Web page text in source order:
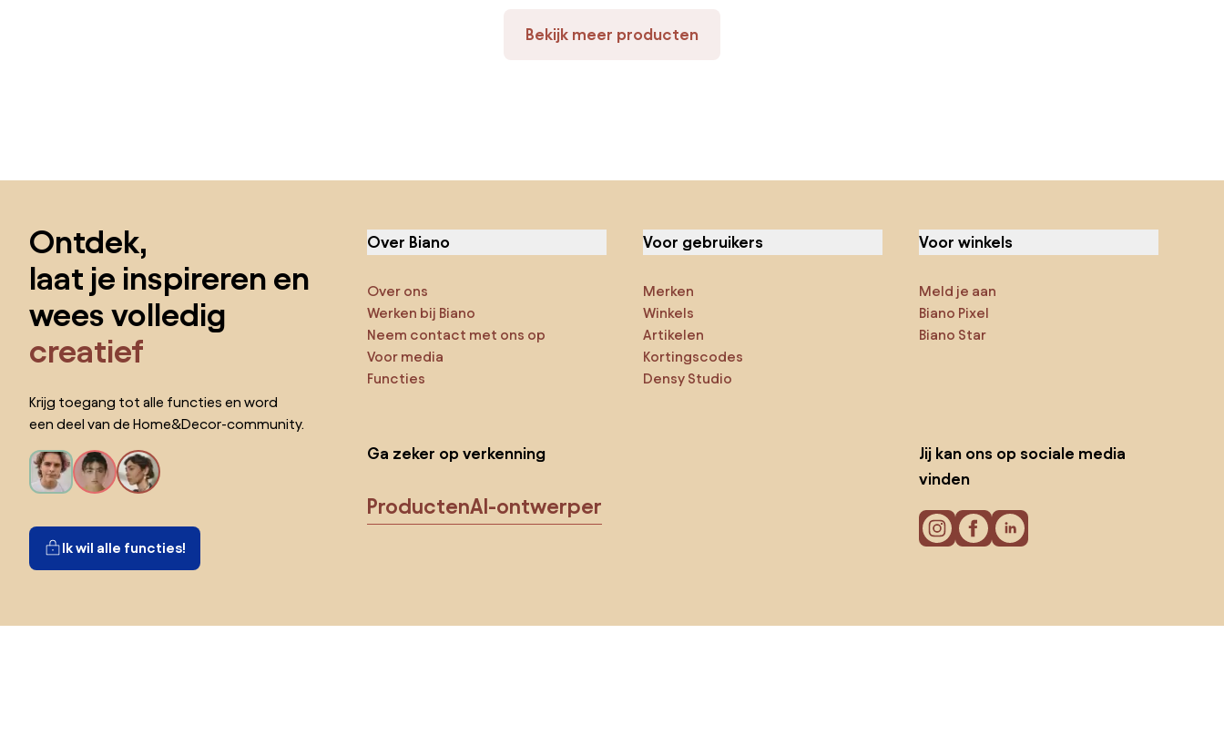
Bekijk meer producten
Ontdek,
laat je inspireren en
wees volledig
creatief
Krijg toegang tot alle functies en word
een deel van de Home&Decor-community.
Ik wil alle functies!
Over Biano
Over ons
Werken bij Biano
Neem contact met ons op
Voor media
Functies
Voor gebruikers
Merken
Winkels
Artikelen
Kortingscodes
Densy Studio
Voor winkels
Meld je aan
Biano Pixel
Biano Star
Ga zeker op verkenning
ProductenAI-ontwerper
Jij kan ons op sociale media
vinden